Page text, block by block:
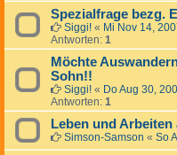
Spezialfrage bezg.
Siggi! « Mi Nov 14,
Antworten: 1
Möchte
Sohn!!
Siggi! « Do Aug 30,
Antworten: 1
Leben und
Simson-Samson « So